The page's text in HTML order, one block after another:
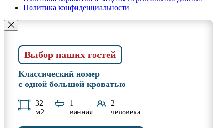
Политика конфиденциальности
Выбор наших гостей
Классический номер
с одной большой кроватью
32
м2.
1
ванная
2
человека